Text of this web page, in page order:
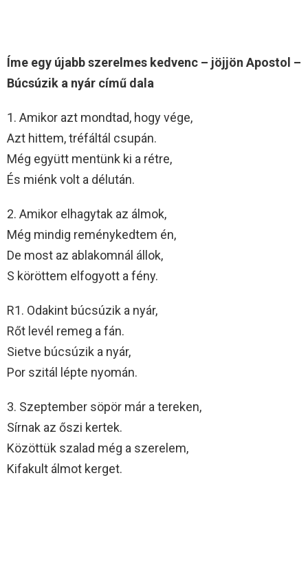
Íme egy újabb szerelmes kedvenc – jöjjön Apostol –
Búcsúzik a nyár című dala
1. Amikor azt mondtad, hogy vége,
Azt hittem, tréfáltál csupán.
Még együtt mentünk ki a rétre,
És miénk volt a délután.
2. Amikor elhagytak az álmok,
Még mindig reménykedtem én,
De most az ablakomnál állok,
S köröttem elfogyott a fény.
R1. Odakint búcsúzik a nyár,
Rőt levél remeg a fán.
Sietve búcsúzik a nyár,
Por szitál lépte nyomán.
3. Szeptember söpör már a tereken,
Sírnak az őszi kertek.
Közöttük szalad még a szerelem,
Kifakult álmot kerget.